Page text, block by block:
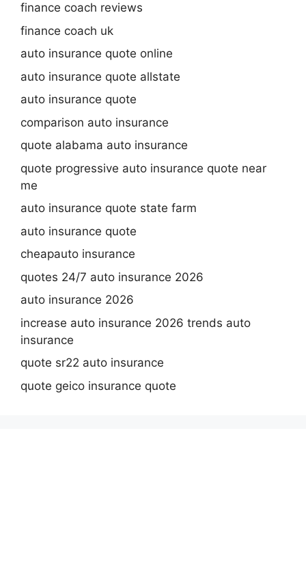
finance coach reviews
finance coach uk
auto insurance quote online
auto insurance quote allstate
auto insurance quote
comparison auto insurance
quote alabama auto insurance
quote progressive auto insurance quote near
me
auto insurance quote state farm
auto insurance quote
cheapauto insurance
quotes 24/7 auto insurance 2026
auto insurance 2026
increase auto insurance 2026 trends auto
insurance
quote sr22 auto insurance
quote geico insurance quote